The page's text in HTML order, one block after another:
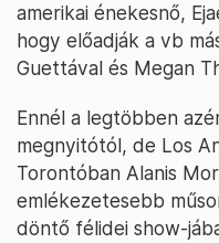
amerikai énekesnő,
hogy előadják a vb
Guettával és Megan
Ennél a legtöbben
megnyitótól, de Los
Torontóban Alanis
emlékezetesebb
döntő félidei show-